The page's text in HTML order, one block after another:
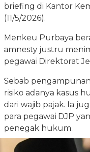
briefing di Kantor
(11/5/2026).
Menkeu Purbaya
amnesty justru
pegawai Direktorat
Sebab
risiko adanya kasus
dari wajib pajak. Ia
para pegawai DJP
penegak hukum.